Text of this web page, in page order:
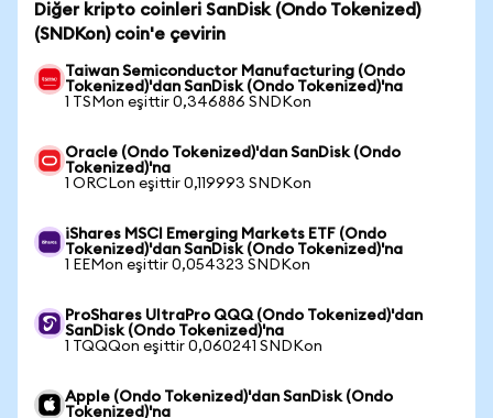
Diğer kripto coinleri SanDisk (Ondo Tokenized)
(SNDKon) coin'e çevirin
Taiwan Semiconductor Manufacturing (Ondo
Tokenized)'dan SanDisk (Ondo Tokenized)'na
1 TSMon eşittir 0,346886 SNDKon
Oracle (Ondo Tokenized)'dan SanDisk (Ondo
Tokenized)'na
1 ORCLon eşittir 0,119993 SNDKon
iShares MSCI Emerging Markets ETF (Ondo
Tokenized)'dan SanDisk (Ondo Tokenized)'na
1 EEMon eşittir 0,054323 SNDKon
ProShares UltraPro QQQ (Ondo Tokenized)'dan
SanDisk (Ondo Tokenized)'na
1 TQQQon eşittir 0,060241 SNDKon
Apple (Ondo Tokenized)'dan SanDisk (Ondo
Tokenized)'na